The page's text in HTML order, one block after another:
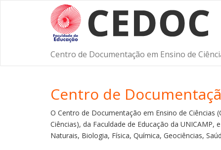
Centro de Documentação em Ensino de
Centro de
O Centro de Documentação em Ensino de Ciências
Ciências), da Faculdade de Educação da
Naturais, Biologia, Física, Química, Geociências,